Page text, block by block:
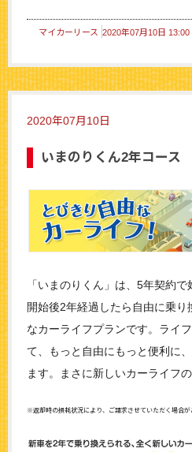
マイカーリース 2020年07月10日 13:00
2020年07月10日
いまのりくん2年コース
「いまのりくん」は、5年契約
開始後2年経過したら自由に乗
なカーライフプランです。ライ
て、もっと自由にもっと便利に
ます。まさに新しいカーライフ
※返却時の損耗状況により、ご請求させていただく場合が